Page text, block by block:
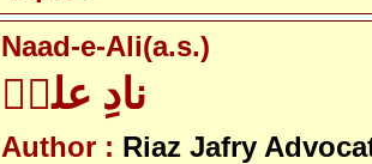
Naad-e-Ali(a.s.)
نادِ علیؑ
Author : Riaz Jafry